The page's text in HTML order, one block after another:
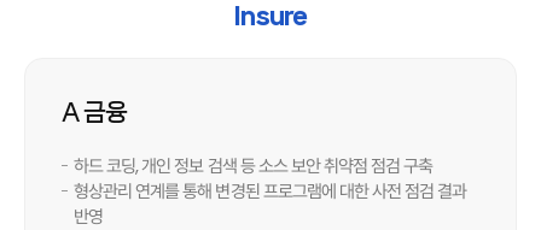
Insure
A 금융
하드 코딩, 개인 정보 검색 등 소스 보안 취약점 점검 구축
형상관리 연계를 통해 변경된 프로그램에 대한 사전 점검 결과
반영